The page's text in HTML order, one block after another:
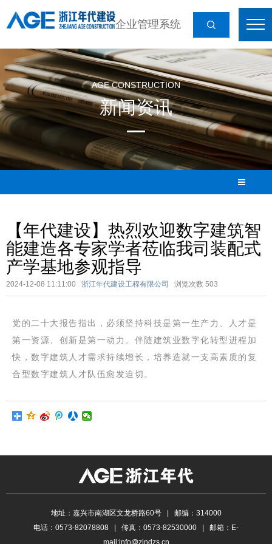
企业管理系统
AGE CONSTRUCTION
新闻资讯
【年代建设】热烈欢迎数字建筑智
能建造各专家学者莅临我司装配式
产学基地参观指导
2024-12-08 11:11:00 浙江年代建设工程有限公司 浏览次数 503
党的二十大报告指出，必须坚持科技是第一生产力、人才是
第一资源、创新是第一动力。 伴随建筑业数字化转型进程加
快，数字建筑人才需求持续增长，培养造就一支高素质的复
合型数字建筑人才队伍愈发迫切。
地址：嘉兴市南湖区文龙桥路60号 | 邮编：314000
电话：0573-82078808 | 传真：0573-82530000 | 邮箱：E-
mail:info@zjndzs.cn